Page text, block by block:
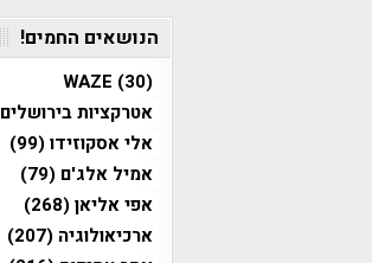
הנושאים החמים!
WAZE (30)
אטרקציות בירושלים
אלי אסקוזידו(99)
אמיל אלג'ם (79)
אפי אליאן(268)
ארכיאולוגיה (207)